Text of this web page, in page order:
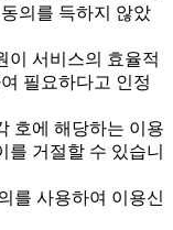
의를 득하지 않았
이 서비스의 효율적
필요하다고 인정
호에 해당하는 이용
를 거절할 수 있습니
를 사용하여 이용신